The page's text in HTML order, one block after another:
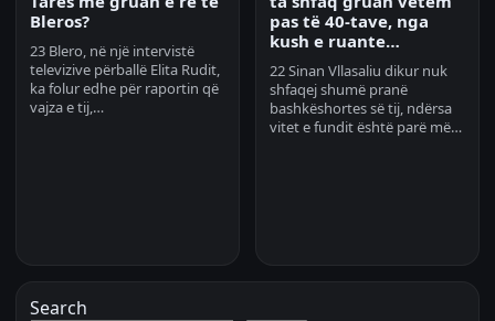
Bleros?
23 Blero, në një intervistë
televizive përballë Elita Rudit,
ka folur edhe për raportin që
vajza e tij,…
pas të 40-tave, nga
kush e ruante…
22 Sinan Vllasaliu dikur nuk
shfaqej shumë pranë
bashkëshortes së tij, ndërsa
vitet e fundit është parë më…
Search